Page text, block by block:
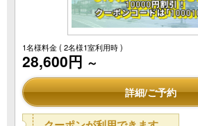
1名様料金( 2名様1室利用時 )
28,600円 ～
詳細/ご予約